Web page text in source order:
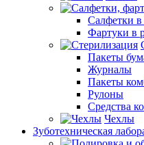
Салфетки в
Фартуки в
Пакеты
Журналы
Пакеты
Рулоны
Средства
Чехлы
Зуботехническая